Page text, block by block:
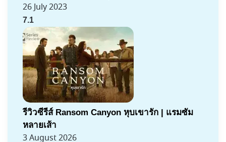
26 July 2023
7.1
รีวิวซีรีส์ Ransom Canyon หุบเขารัก | แรมซัม
หลายเส้า
3 August 2026